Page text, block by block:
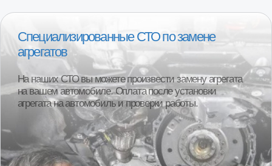
ценовых категориях.
О компании